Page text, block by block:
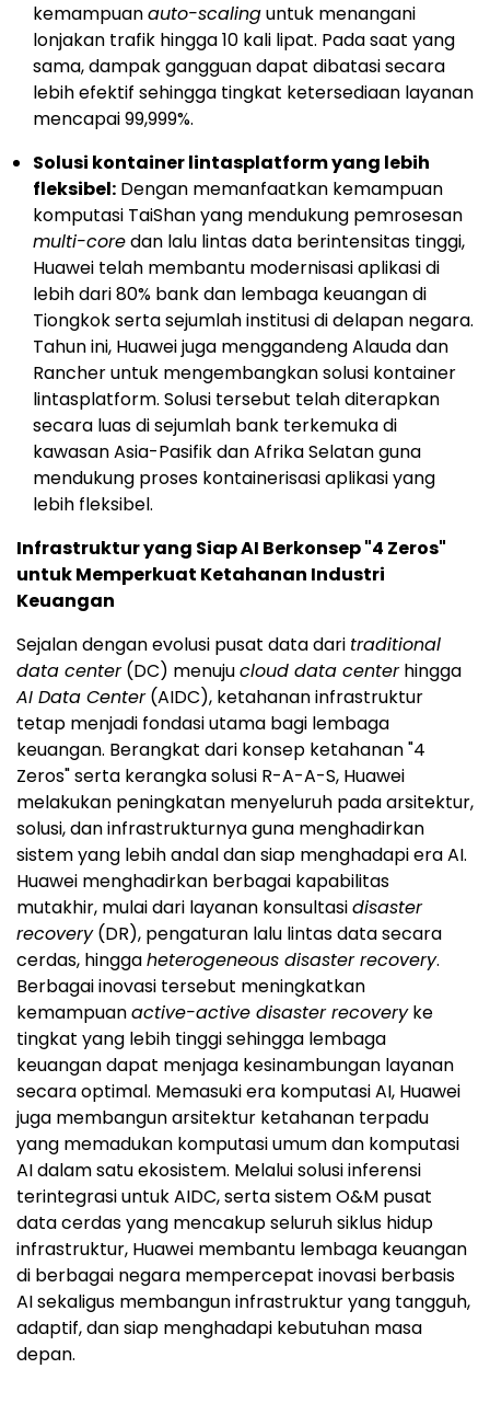
kemampuanauto-scalinguntuk menangani
lonjakan trafik hingga 10 kali lipat. Pada saat yang
sama, dampak gangguan dapat dibatasi secara
lebih efektif sehingga tingkat ketersediaan layanan
mencapai 99,999%.
Solusi kontainer lintasplatform yang lebih
fleksibel: Dengan memanfaatkan kemampuan
komputasi TaiShan yang mendukung pemrosesan
multi-coredan lalu lintas data berintensitas tinggi,
Huawei telah membantu modernisasi aplikasi di
lebih dari 80% bank dan lembaga keuangan di
Tiongkok serta sejumlah institusi di delapan negara.
Tahun ini, Huawei juga menggandeng Alauda dan
Rancher untuk mengembangkan solusi kontainer
lintasplatform. Solusi tersebut telah diterapkan
secara luas di sejumlah bank terkemuka di
kawasan Asia-Pasifik dan Afrika Selatan guna
mendukung proses kontainerisasi aplikasi yang
lebih fleksibel.
Infrastruktur yang Siap AI Berkonsep "4 Zeros"
untuk Memperkuat Ketahanan Industri
Keuangan
Sejalan dengan evolusi pusat data dari traditional
data center(DC) menujucloud data centerhingga
AI Data Center(AIDC), ketahanan infrastruktur
tetap menjadi fondasi utama bagi lembaga
keuangan. Berangkat dari konsep ketahanan "4
Zeros" serta kerangka solusi R-A-A-S, Huawei
melakukan peningkatan menyeluruh pada arsitektur,
solusi, dan infrastrukturnya guna menghadirkan
sistem yang lebih andal dan siap menghadapi era AI.
Huawei menghadirkan berbagai kapabilitas
mutakhir, mulai dari layanan konsultasidisaster
recovery(DR), pengaturan lalu lintas data secara
cerdas, hinggaheterogeneous disaster recovery.
Berbagai inovasi tersebut meningkatkan
kemampuanactive-active disaster recoveryke
tingkat yang lebih tinggi sehingga lembaga
keuangan dapat menjaga kesinambungan layanan
secara optimal. Memasuki era komputasi AI, Huawei
juga membangun arsitektur ketahanan terpadu
yang memadukan komputasi umum dan komputasi
AI dalam satu ekosistem. Melalui solusi inferensi
terintegrasi untuk AIDC, serta sistem O&M pusat
data cerdas yang mencakup seluruh siklus hidup
infrastruktur, Huawei membantu lembaga keuangan
di berbagai negara mempercepat inovasi berbasis
AI sekaligus membangun infrastruktur yang tangguh,
adaptif, dan siap menghadapi kebutuhan masa
depan.